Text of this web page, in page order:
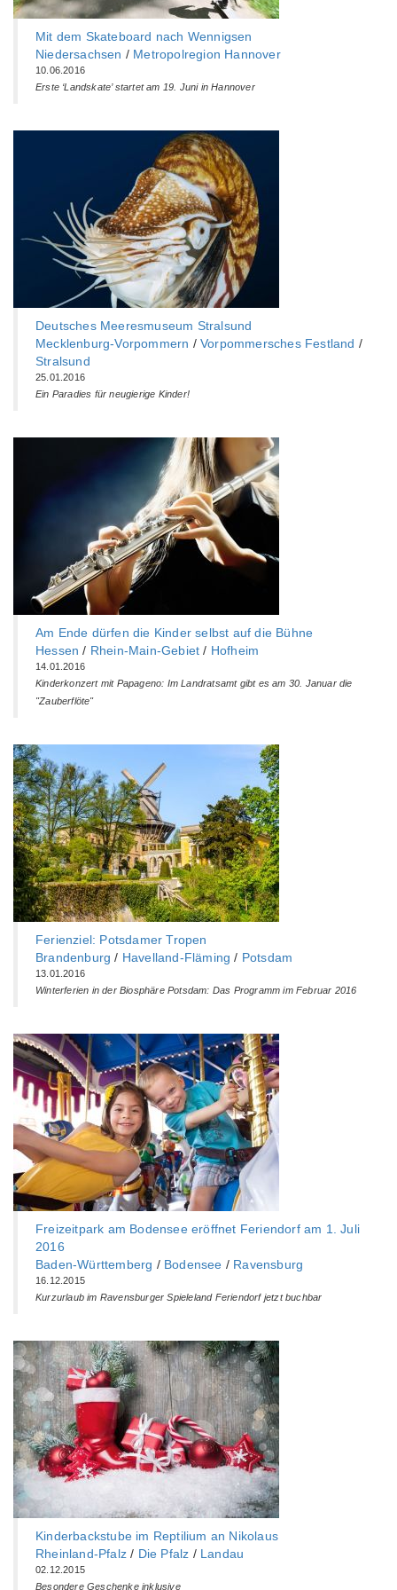
Mit dem Skateboard nach Wennigsen
Niedersachsen / Metropolregion Hannover
10.06.2016
Erste ‘Landskate’ startet am 19. Juni in Hannover
Deutsches Meeresmuseum Stralsund
Mecklenburg-Vorpommern /Vorpommersches Festland /
Stralsund
25.01.2016
Ein Paradies für neugierige Kinder!
Am Ende dürfen die Kinder selbst auf die Bühne
Hessen / Rhein-Main-Gebiet / Hofheim
14.01.2016
Kinderkonzert mit Papageno: Im Landratsamt gibt es am 30. Januar die
"Zauberflöte"
Ferienziel: Potsdamer Tropen
Brandenburg / Havelland-Fläming / Potsdam
13.01.2016
Winterferien in der Biosphäre Potsdam: Das Programm im Februar 2016
Freizeitpark am Bodensee eröffnet Feriendorf am 1. Juli
2016
Baden-Württemberg‎ / Bodensee / Ravensburg
16.12.2015
Kurzurlaub im Ravensburger Spieleland Feriendorf jetzt buchbar
Kinderbackstube im Reptilium an Nikolaus
Rheinland-Pfalz / Die Pfalz / Landau
02.12.2015
Besondere Geschenke inklusive